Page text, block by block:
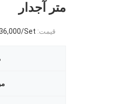
متر آجدار
قیمت: Set